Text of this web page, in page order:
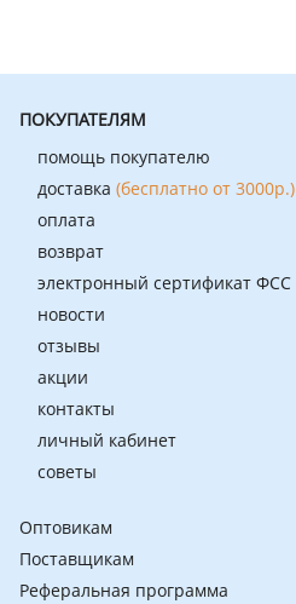
ПОКУПАТЕЛЯМ
помощь покупателю
доставка (бесплатно от 3000р.)
оплата
возврат
электронный сертификат ФСС
новости
отзывы
акции
контакты
личный кабинет
советы
Оптовикам
Поставщикам
Реферальная программа